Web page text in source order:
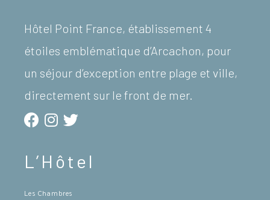
Hôtel Point France, établissement 4
étoiles emblématique d’Arcachon, pour
un séjour d’exception entre plage et ville,
directement sur le front de mer.
L’Hôtel
Les Chambres